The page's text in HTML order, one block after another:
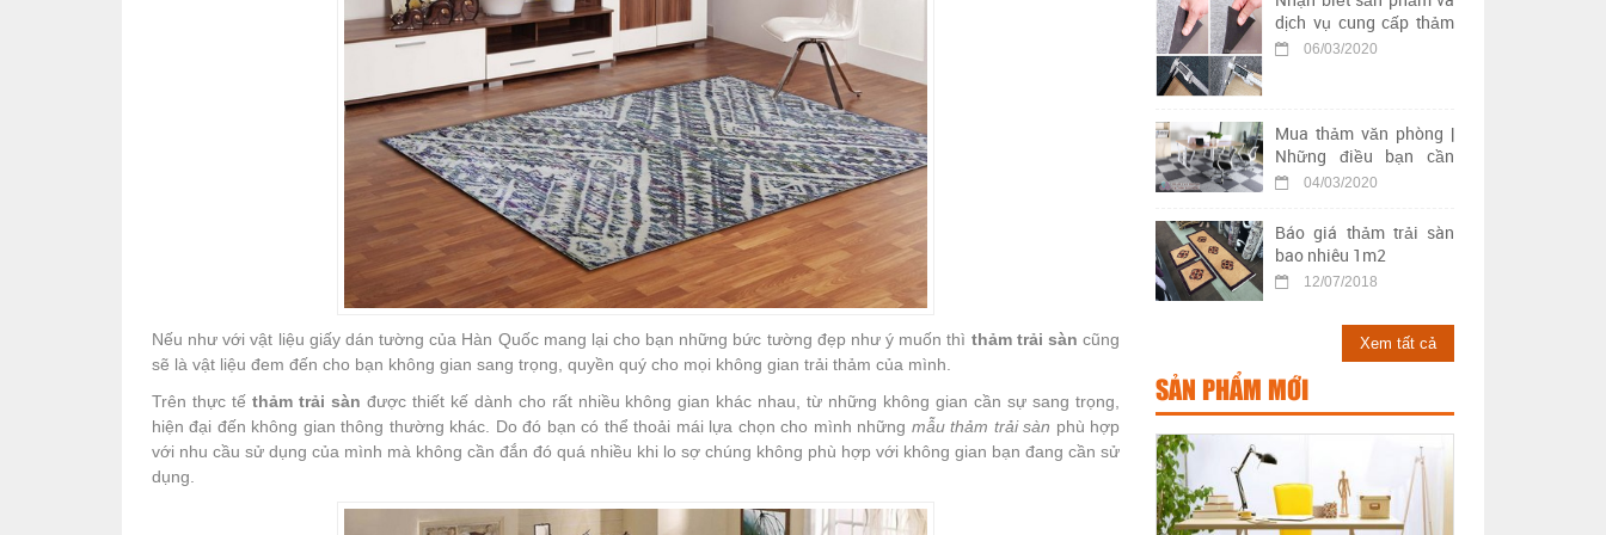
Nếu như với vật liệu giấy dán tường của Hàn Quốc mang lại cho bạn những bức tường đẹp như ý muốn thì thảm trải sàn cũng
sẽ là vật liệu đem đến cho bạn không gian sang trọng, quyền quý cho mọi không gian trải thảm của mình.
Trên thực tế thảm trải sàn được thiết kế dành cho rất nhiều không gian khác nhau, từ những không gian cần sự sang trọng,
hiện đại đến không gian thông thường khác. Do đó bạn có thể thoải mái lựa chọn cho mình những mẫu thảm trải sàn phù hợp
với nhu cầu sử dụng của mình mà không cần đắn đó quá nhiều khi lo sợ chúng không phù hợp với không gian bạn đang cần sử
dụng.
dịch vụ cung cấp thảm
trải sàn kém chất lượng
06/03/2020
Mua thảm văn phòng |
Những điều bạn cần
biết khi chọn mua thảm
04/03/2020
Báo giá thảm trải sàn
bao nhiêu 1m2
12/07/2018
Xem tất cả
SẢN PHẨM MỚI